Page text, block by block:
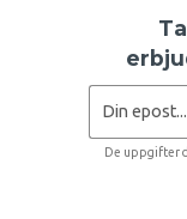
De uppgifter